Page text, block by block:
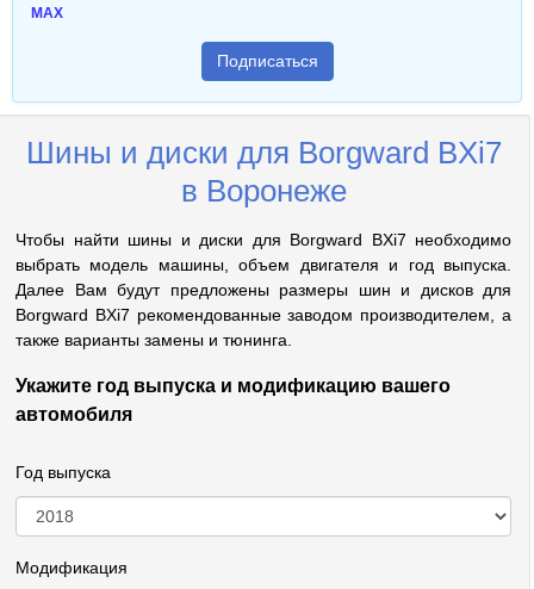
MAX
Подписаться
Шины и диски для Borgward BXi7
в Воронеже
Чтобы найти шины и диски для Borgward BXi7 необходимо
выбрать модель машины, объем двигателя и год выпуска.
Далее Вам будут предложены размеры шин и дисков для
Borgward BXi7 рекомендованные заводом производителем, а
также варианты замены и тюнинга.
Укажите год выпуска и модификацию вашего
автомобиля
Год выпуска
Модификация